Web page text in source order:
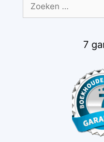
naar:
7